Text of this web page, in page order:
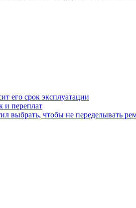
его срок эксплуатации
и переплат
выбрать, чтобы не переделывать